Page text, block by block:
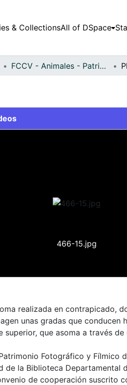
& CollectionsAll of DSpace
FCCV - Animales - Patrimonial
466-15.jpg
realizada en contrapicado,
unas gradas que conducen
superior, que asoma a través de
Fotográfico y Fílmico
de la Biblioteca Departamental
de cooperación suscrito